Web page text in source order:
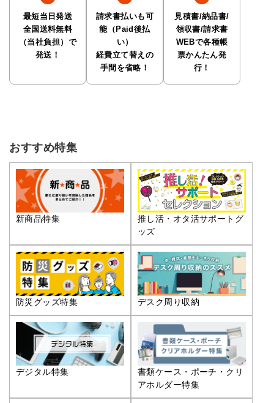
最短当日発送
全国送料無料
（当社負担）で
発送！
請求書払いも可
能（Paid後払
い）
経費立て替えの
手間を省略！
見積書/納品書/
領収書/請求書
WEBで各種帳
票かんたん発
行！
おすすめ特集
新商品特集
推し活・オタ活サポートグ
ッズ
防災グッズ特集 デスク周り収納
デジタル特集
書類ケース・ポーチ・クリ
アホルダー特集